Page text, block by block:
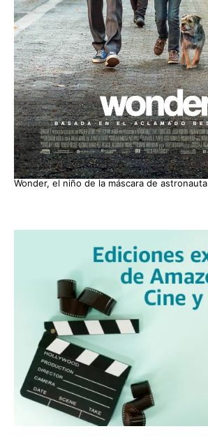
Wonder, el niño de la máscara de astronauta